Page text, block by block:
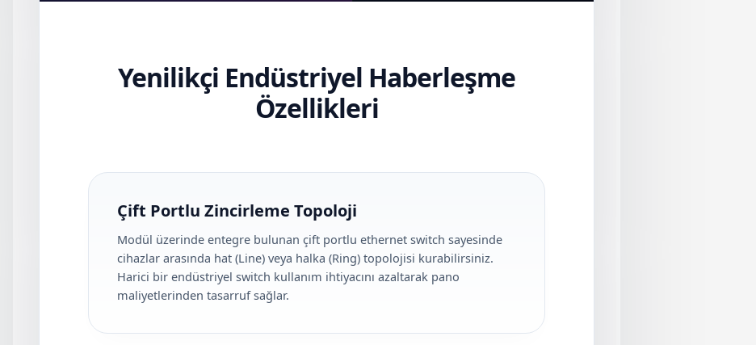
Yenilikçi Endüstriyel Haberleşme
Özellikleri
Çift Portlu Zincirleme Topoloji
Modül üzerinde entegre bulunan çift portlu ethernet switch sayesinde
cihazlar arasında hat (Line) veya halka (Ring) topolojisi kurabilirsiniz.
Harici bir endüstriyel switch kullanım ihtiyacını azaltarak pano
maliyetlerinden tasarruf sağlar.